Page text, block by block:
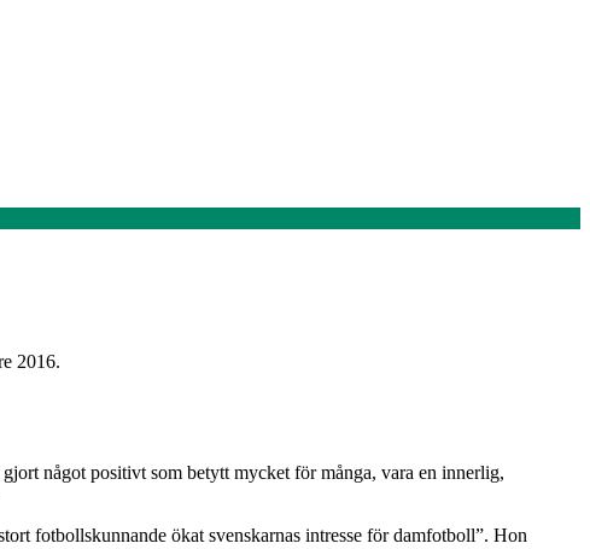
2016.
något positivt som betytt mycket för många, vara en innerlig,
fotbollskunnande ökat svenskarnas intresse för damfotboll”. Hon